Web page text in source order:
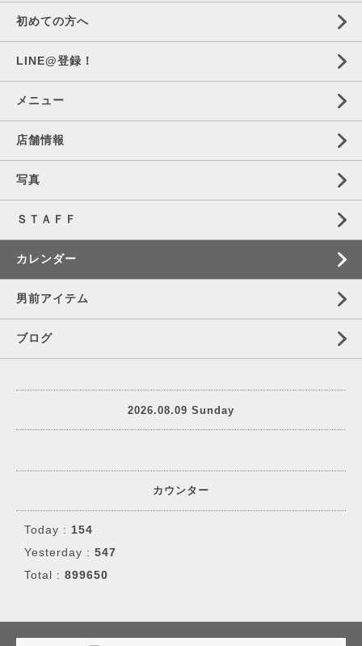
初めての方へ
LINE@登録！
メニュー
店舗情報
写真
ＳＴＡＦＦ
カレンダー
男前アイテム
ブログ
2026.08.09 Sunday
カウンター
Today : 154
Yesterday : 547
Total : 899650